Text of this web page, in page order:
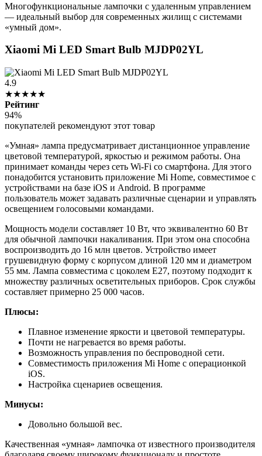
Многофункциональные лампочки с удаленным управлением
— идеальный выбор для современных жилищ с системами
«умный дом».
Xiaomi Mi LED Smart Bulb MJDP02YL
4.9
★★★★★
Рейтинг
94%
покупателей рекомендуют этот товар
«Умная» лампа предусматривает дистанционное управление
цветовой температурой, яркостью и режимом работы. Она
принимает команды через сеть Wi-Fi со смартфона. Для этого
понадобится установить приложение Mi Home, совместимое с
устройствами на базе iOS и Android. В программе
пользователь может задавать различные сценарии и управлять
освещением голосовыми командами.
Мощность модели составляет 10 Вт, что эквивалентно 60 Вт
для обычной лампочки накаливания. При этом она способна
воспроизводить до 16 млн цветов. Устройство имеет
грушевидную форму с корпусом длиной 120 мм и диаметром
55 мм. Лампа совместима с цоколем E27, поэтому подходит к
множеству различных осветительных приборов. Срок службы
составляет примерно 25 000 часов.
Плюсы:
Плавное изменение яркости и цветовой температуры.
Почти не нагревается во время работы.
Возможность управления по беспроводной сети.
Совместимость приложения Mi Home с операционкой
iOS.
Настройка сценариев освещения.
Минусы:
Довольно большой вес.
Качественная «умная» лампочка от известного производителя